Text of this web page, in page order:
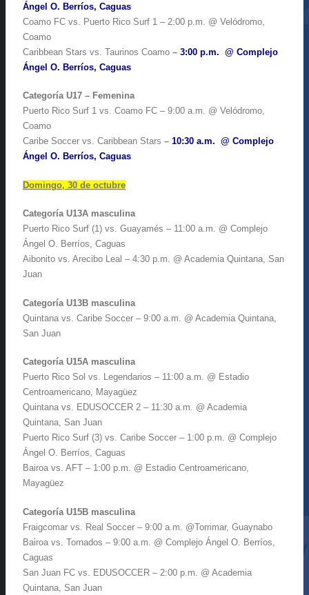
Ángel O. Berríos, Caguas
Coamo FC vs. Puerto Rico Surf 1 – 2:00 p.m. @ Velódromo,
Coamo
Caribbean Stars vs. Taurinos Coamo – 3:00 p.m. @ Complejo
Ángel O. Berríos, Caguas
Categoría U17 – Femenina
Puerto Rico Surf 1 vs. Coamo FC – 9:00 a.m. @ Velódromo,
Coamo
Caribe Soccer vs. Caribbean Stars – 10:30 a.m. @ Complejo
Ángel O. Berríos, Caguas
Domingo, 30 de octubre
Categoría U13A masculina
Puerto Rico Surf (1) vs. Guayamés – 11:00 a.m. @ Complejo
Ángel O. Berríos, Caguas
Aibonito vs. Arecibo Leal – 4:30 p.m. @ Academia Quintana, San
Juan
Categoría U13B masculina
Quintana vs. Caribe Soccer – 9:00 a.m. @ Academia Quintana,
San Juan
Categoría U15A masculina
Puerto Rico Sol vs. Legendarios – 11:00 a.m. @ Estadio
Centroamericano, Mayagüez
Quintana vs. EDUSOCCER 2 – 11:30 a.m. @ Academia
Quintana, San Juan
Puerto Rico Surf (3) vs. Caribe Soccer – 1:00 p.m. @ Complejo
Ángel O. Berríos, Caguas
Bairoa vs. AFT – 1:00 p.m. @ Estadio Centroamericano,
Mayagüez
Categoría U15B masculina
Fraigcomar vs. Real Soccer – 9:00 a.m. @Torrimar, Guaynabo
Bairoa vs. Tornados – 9:00 a.m. @ Complejo Ángel O. Berríos,
Caguas
San Juan FC vs. EDUSOCCER – 2:00 p.m. @ Academia
Quintana, San Juan